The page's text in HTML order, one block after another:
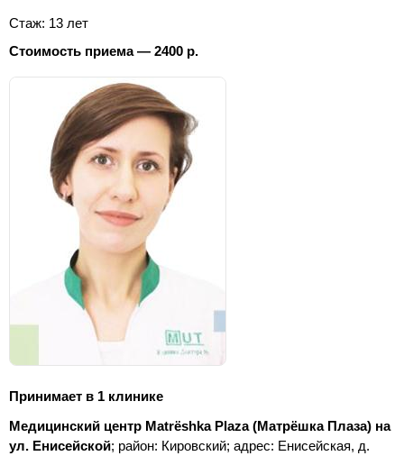
Стаж: 13 лет
Стоимость приема — 2400 р.
Принимает в 1 клинике
Медицинский центр Matrёshka Plaza (Матрёшка Плаза) на
ул. Енисейской; район: Кировский; адрес: Енисейская, д.